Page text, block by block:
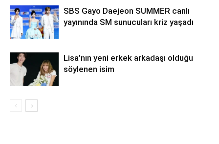
SBS Gayo Daejeon SUMMER canlı
yayınında SM sunucuları kriz yaşadı
Lisa’nın yeni erkek arkadaşı olduğu
söylenen isim